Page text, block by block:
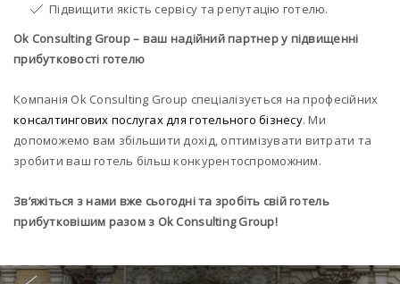
Підвищити якість сервісу та репутацію готелю.
Ok Consulting Group – ваш надійний партнер у підвищенні
прибутковості готелю
Компанія Ok Consulting Group спеціалізується на професійних
консалтингових послугах для готельного бізнесу. Ми
допоможемо вам збільшити дохід, оптимізувати витрати та
зробити ваш готель більш конкурентоспроможним.
Зв’яжіться з нами вже сьогодні та зробіть свій готель
прибутковішим разом з Ok Consulting Group!